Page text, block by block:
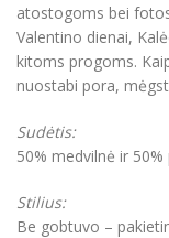
atostogoms bei
Valentino dienai,
kitoms progoms.
nuostabi pora,
Sudėtis:
50% medvilnė ir 50%
Stilius:
Be gobtuvo –